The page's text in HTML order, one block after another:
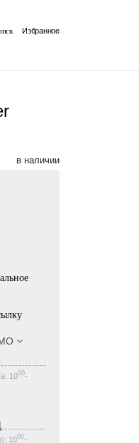
Избранное
в наличии
1000-
1000-